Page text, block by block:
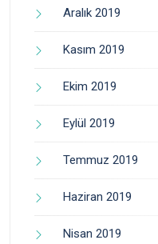
Aralık 2019
Kasım 2019
Ekim 2019
Eylül 2019
Temmuz 2019
Haziran 2019
Nisan 2019